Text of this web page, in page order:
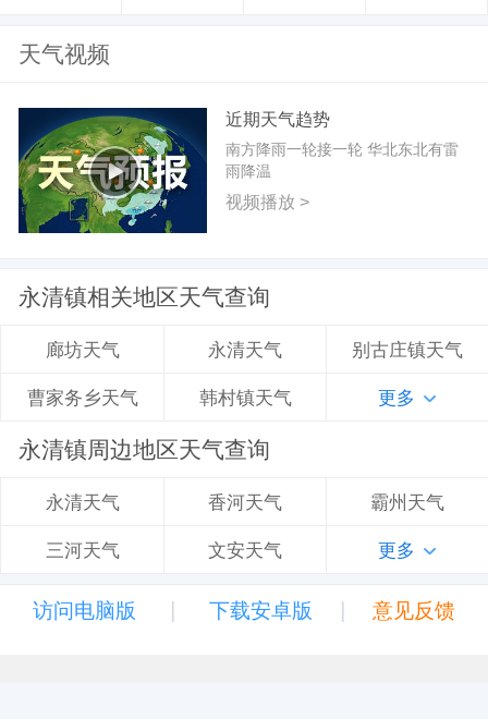
天气视频
近期天气趋势
南方降雨一轮接一轮 华北东北有雷
雨降温
视频播放 >
永清镇相关地区天气查询
廊坊天气 永清天气 别古庄镇天气
曹家务乡天气 韩村镇天气 更多
永清镇周边地区天气查询
永清天气 香河天气 霸州天气
三河天气 文安天气 更多
访问电脑版 | 下载安卓版 | 意见反馈